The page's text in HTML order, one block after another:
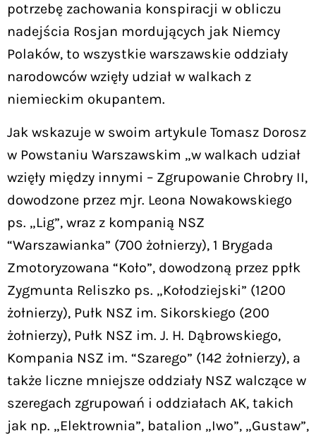
potrzebę zachowania konspiracji w obliczu
nadejścia Rosjan mordujących jak Niemcy
Polaków, to wszystkie warszawskie oddziały
narodowców wzięły udział w walkach z
niemieckim okupantem.
Jak wskazuje w swoim artykule Tomasz Dorosz
w Powstaniu Warszawskim „w walkach udział
wzięły między innymi – Zgrupowanie Chrobry II,
dowodzone przez mjr. Leona Nowakowskiego
ps. „Lig”, wraz z kompanią NSZ
“Warszawianka” (700 żołnierzy), 1 Brygada
Zmotoryzowana “Koło”, dowodzoną przez ppłk
Zygmunta Reliszko ps. „Kołodziejski” (1200
żołnierzy), Pułk NSZ im. Sikorskiego (200
żołnierzy), Pułk NSZ im. J. H. Dąbrowskiego,
Kompania NSZ im. “Szarego” (142 żołnierzy), a
także liczne mniejsze oddziały NSZ walczące w
szeregach zgrupowań i oddziałach AK, takich
jak np. „Elektrownia”, batalion „Iwo”, „Gustaw”,